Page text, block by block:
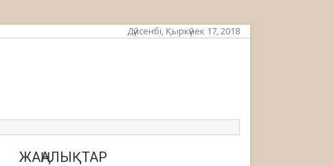
Дүйсенбі, Қыркүйек 17, 2018
ЖАҢАЛЫҚТАР